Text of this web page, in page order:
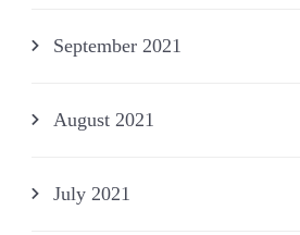
September 2021
August 2021
July 2021